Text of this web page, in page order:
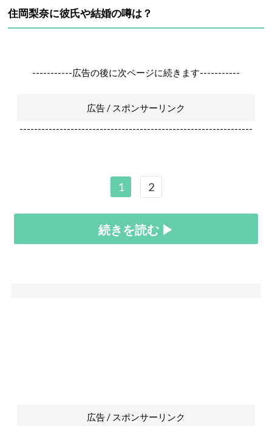
住岡梨奈に彼氏や結婚の噂は？
-----------広告の後に次ページに続きます-----------
広告 / スポンサーリンク
----------------------------------------------------------------
1 2
続きを読む ▶
広告 / スポンサーリンク